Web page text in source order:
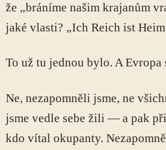
že „bráníme našim krajanům
jaké vlasti? „Ich Reich ist
To už tu jednou bylo. A
Ne, nezapomněli jsme, ne
jsme vedle sebe žili — a pak
kdo vítal okupanty.